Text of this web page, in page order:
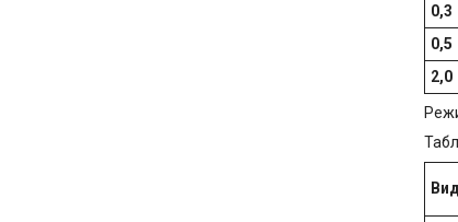
0,3
0,5
2,0